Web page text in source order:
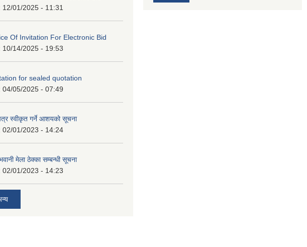
12/01/2025 - 11:31
Of Invitation For Electronic Bid
10/14/2025 - 19:53
for sealed quotation
04/05/2025 - 07:49
स्वीकृत गर्ने आशयको सूचना
02/01/2023 - 14:24
मेला ठेक्का सम्बन्धी सूचना
02/01/2023 - 14:23